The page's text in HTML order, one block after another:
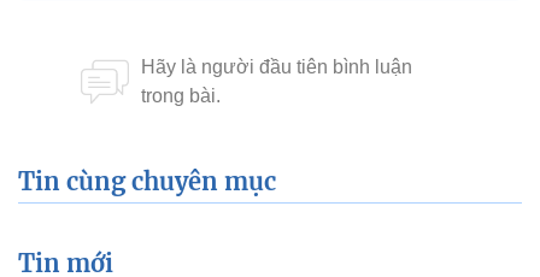
Tin cùng chuyên mục
Tin mới